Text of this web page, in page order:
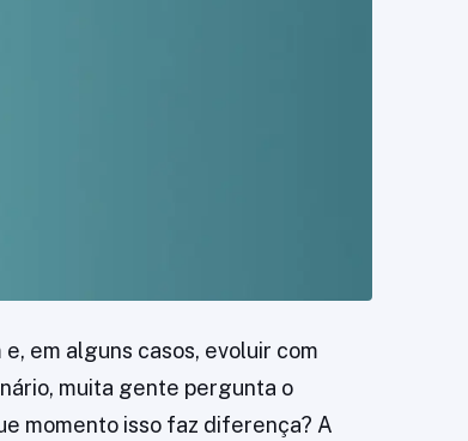
em alguns casos, evoluir com
muita gente pergunta o
momento isso faz diferença? A